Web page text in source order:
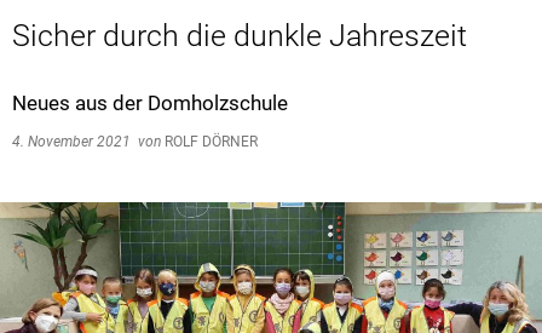
Sicher durch die dunkle Jahreszeit
Neues aus der Domholzschule
4. November 2021 von ROLF DÖRNER